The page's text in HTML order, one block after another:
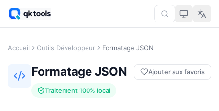
Accueil Outils Développeur Formatage JSON
Formatage JSON
Traitement 100% local
Ajouter aux favoris